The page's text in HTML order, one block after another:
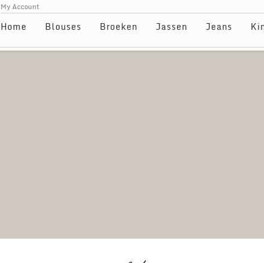
My Account
Home Blouses Broeken Jassen Jeans